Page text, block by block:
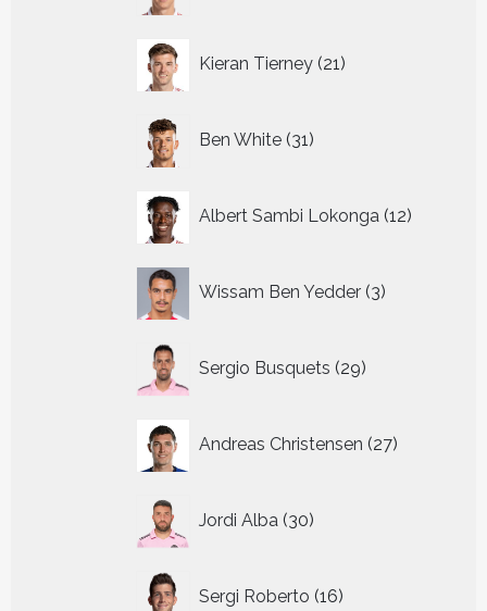
Kieran Tierney 21
producten
Ben White 31
producten
Albert Sambi Lokonga 12
Wissam Ben Yedder 3
producten
Sergio Busquets 29
producten
Andreas Christensen 27
producten
Jordi Alba 30
producten
Sergi Roberto 16